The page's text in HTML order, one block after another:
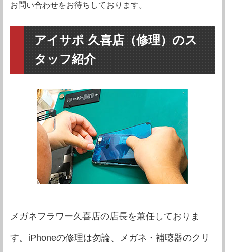
iPhone6S Plus 要問い合わせ
iPhone6S
iPhone6 Plus 要問い合わせ
iPhone6
iPhone5S 要問い合わせ
iPhone5C 要問い合わせ
iPhone5 要問い合わせ
iPhoneSE 要問い合わせ
iPhone6S Plus
iPhone6S 要問い合わせ
iPhone6 Plus
iPhone6 要問い合わせ
iPhone5S 要問い合わせ
iPhone5C 要問い合わせ
iPhone7 要問い合わせ
iPhoneSE
iPhone6S
iPhone6 Plus 要問い合わせ
iPhone6 要問い合わせ
iPhone5S 要問い合わせ
iPhone7 Plus 要問い合わせ
iPhone7
iPhone6S Plus
iPhone6S 要問い合わせ
iPhone6 Plus 要問い合わせ
iPhone6 要問い合わせ
iPhone8 Plus 要問い合わせ
iPhone8 要問い合わせ
iPhone7 Plus
iPhoneSE
iPhone6S Plus 要問い合わせ
iPhone6S 要問い合わせ
iPhone6 Plus 要問い合わせ
iPhone5S 要問い合わせ
iPhoneX 要問い合わせ
iPhone8 Plus 要問い合わせ
iPhone8
iPhone7
iPhoneSE 要問い合わせ
iPhone6S Plus 要問い合わせ
iPhone6S 要問い合わせ
iPhone6 要問い合わせ
iPhone5S 要問い合わせ
iPhoneXS 要問い合わせ
iPhoneX 要問い合わせ
iPhone8 Plus
iPhone7 Plus
iPhone7 要問い合わせ
iPhoneSE 要問い合わせ
iPhone6S Plus 要問い合わせ
iPhone6 Plus 要問い合わせ
iPhone6 要問い合わせ
お問い合わせをお待ちしております。
アイサポ 久喜店（修理）のス
タッフ紹介
メガネフラワー久喜店の店長を兼任しておりま
す。iPhoneの修理は勿論、メガネ・補聴器のクリ